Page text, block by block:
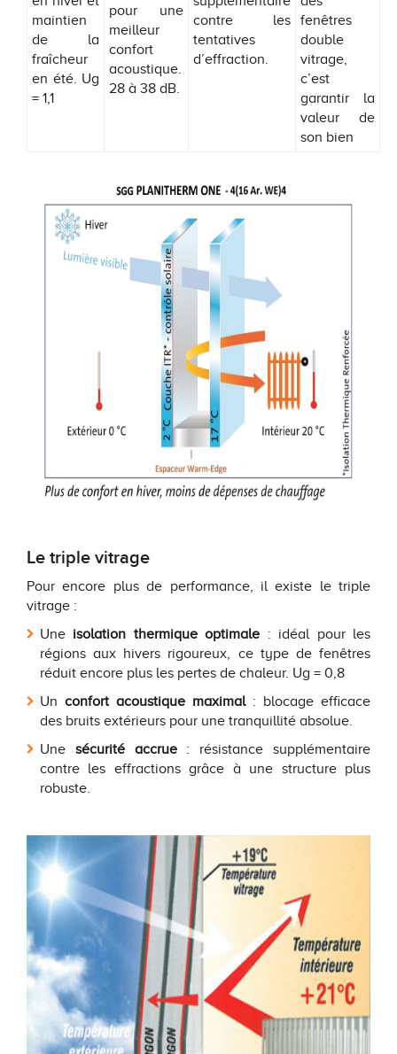
maintien
de la
fraîcheur
en été. Ug
= 1,1
pour une
meilleur
confort
acoustique.
28 à 38 dB.
contre les
tentatives
d’effraction.
fenêtres
double
vitrage,
c’est
garantir la
valeur de
son bien
Le triple vitrage
Pour encore plus de performance, il existe le triple
vitrage :
Une isolation thermique optimale : idéal pour les
régions aux hivers rigoureux, ce type de fenêtres
réduit encore plus les pertes de chaleur. Ug = 0,8
Un confort acoustique maximal: blocage efficace
des bruits extérieurs pour une tranquillité absolue.
Une sécurité accrue: résistance supplémentaire
contre les effractions grâce à une structure plus
robuste.